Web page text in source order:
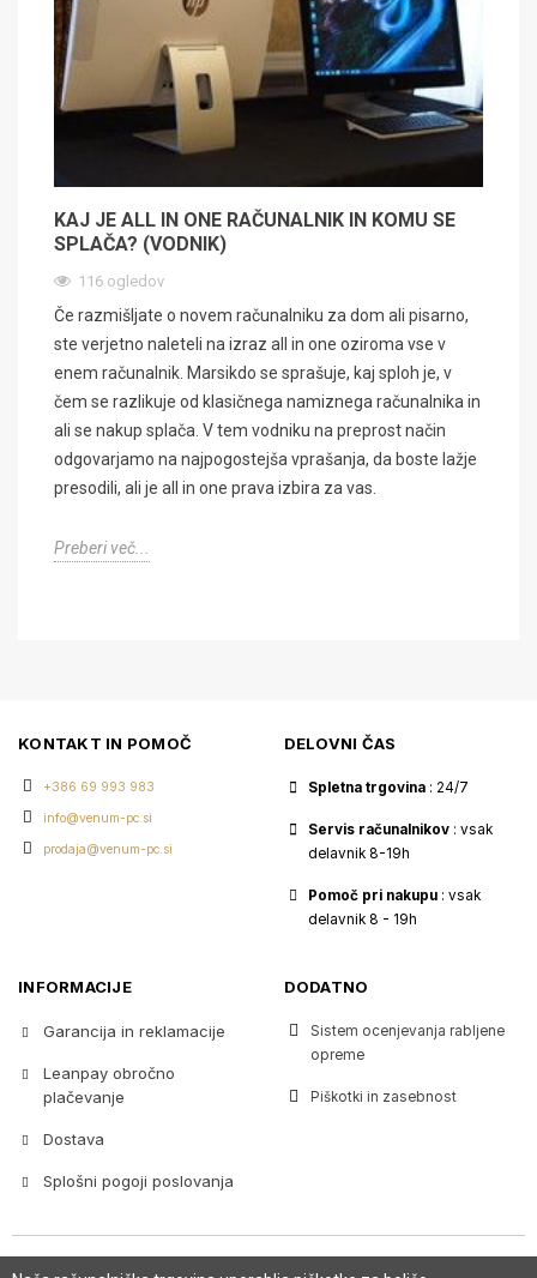
KAJ JE ALL IN ONE RAČUNALNIK IN KOMU SE
SPLAČA? (VODNIK)
116 ogledov
Če razmišljate o novem računalniku za dom ali pisarno,
ste verjetno naleteli na izraz all in one oziroma vse v
enem računalnik. Marsikdo se sprašuje, kaj sploh je, v
čem se razlikuje od klasičnega namiznega računalnika in
ali se nakup splača. V tem vodniku na preprost način
odgovarjamo na najpogostejša vprašanja, da boste lažje
presodili, ali je all in one prava izbira za vas.
Preberi več...
KONTAKT IN POMOČ
+386 69 993 983
info@venum-pc.si
prodaja@venum-pc.si
DELOVNI ČAS
Spletna trgovina: 24/7
Servis računalnikov: vsak
delavnik 8-19h
Pomoč pri nakupu: vsak
delavnik 8 - 19h
INFORMACIJE
Garancija in reklamacije
Leanpay obročno
plačevanje
Dostava
Splošni pogoji poslovanja
DODATNO
Sistem ocenjevanja rabljene
opreme
Piškotki in zasebnost